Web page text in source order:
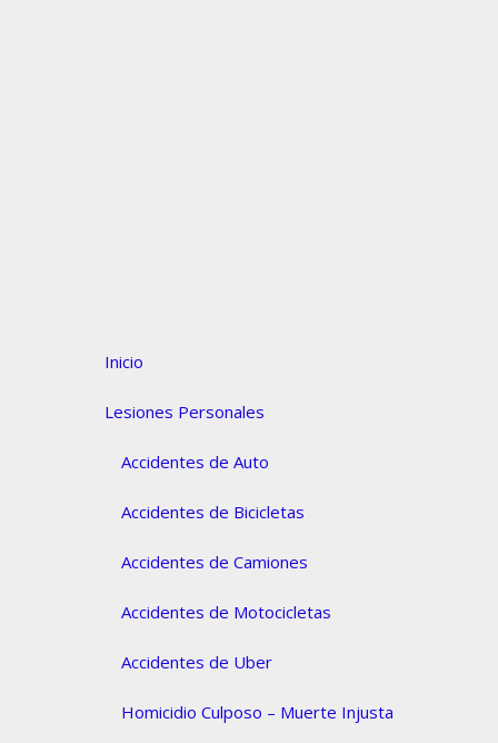
Inicio
Lesiones Personales
Accidentes de Auto
Accidentes de Bicicletas
Accidentes de Camiones
Accidentes de Motocicletas
Accidentes de Uber
Homicidio Culposo – Muerte Injusta